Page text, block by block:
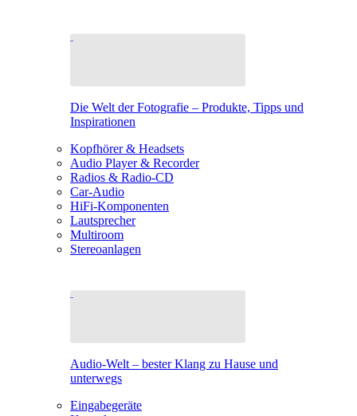
Die Welt der Fotografie – Produkte, Tipps und
Inspirationen
Kopfhörer & Headsets
Audio Player & Recorder
Radios & Radio-CD
Car-Audio
HiFi-Komponenten
Lautsprecher
Multiroom
Stereoanlagen
Audio-Welt – bester Klang zu Hause und
unterwegs
Eingabegeräte